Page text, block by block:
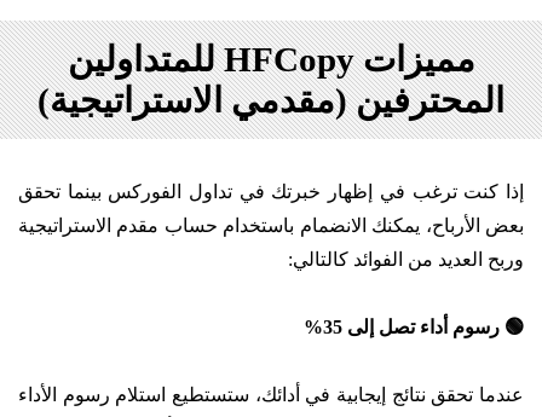
مميزات HFCopy للمتداولين
المحترفين (مقدمي الاستراتيجية)
إذا كنت ترغب في إظهار خبرتك في تداول الفوركس بينما تحقق
بعض الأرباح، يمكنك الانضمام باستخدام حساب مقدم الاستراتيجية
وربح العديد من الفوائد كالتالي:
🟢 رسوم أداء تصل إلى 35%
عندما تحقق نتائج إيجابية في أدائك، ستستطيع استلام رسوم الأداء